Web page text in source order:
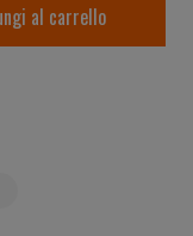
al carrello